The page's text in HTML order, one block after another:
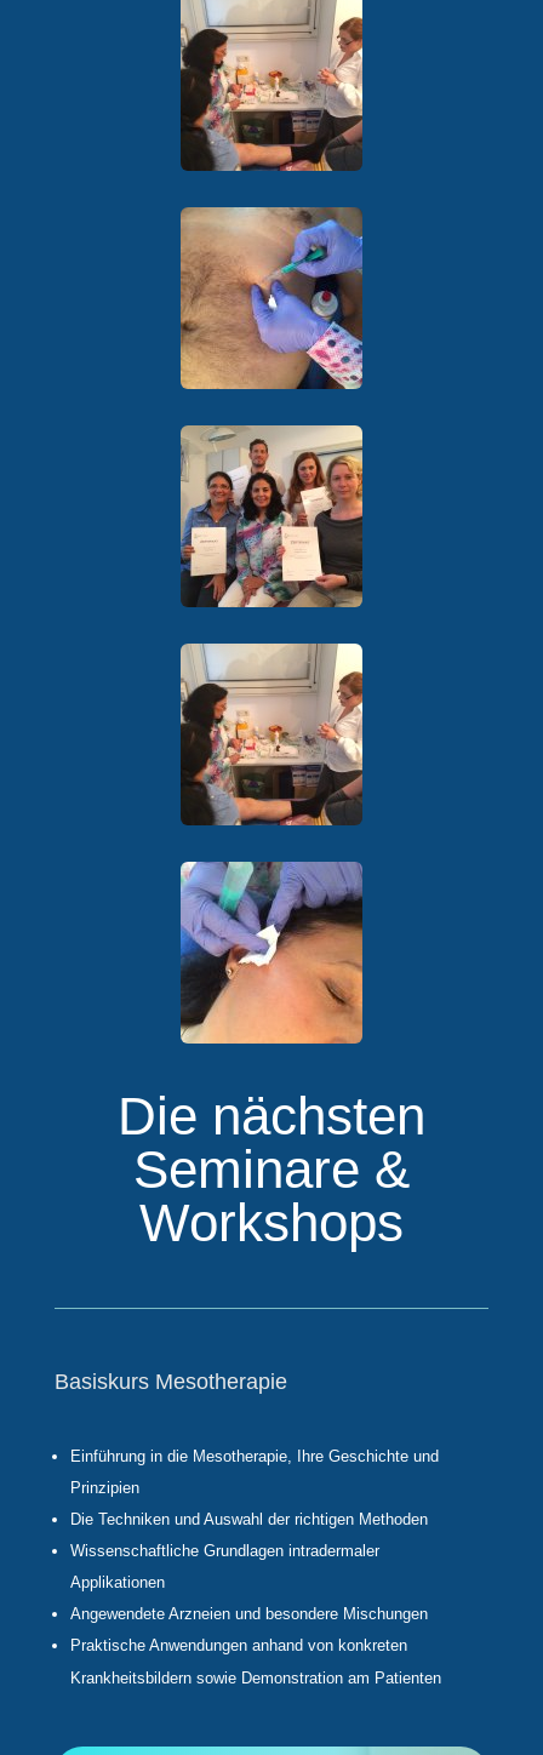
Die nächsten
Seminare &
Workshops
Basiskurs Mesotherapie
Einführung in die Mesotherapie, Ihre Geschichte und
Prinzipien
Die Techniken und Auswahl der richtigen Methoden
Wissenschaftliche Grundlagen intradermaler
Applikationen
Angewendete Arzneien und besondere Mischungen
Praktische Anwendungen anhand von konkreten
Krankheitsbildern sowie Demonstration am Patienten